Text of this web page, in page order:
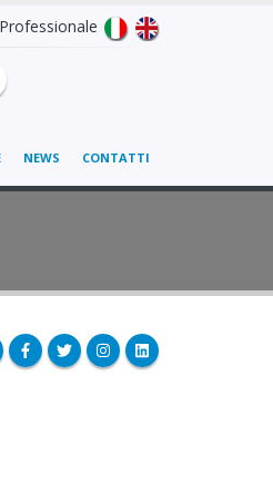
NEWS CONTATTI